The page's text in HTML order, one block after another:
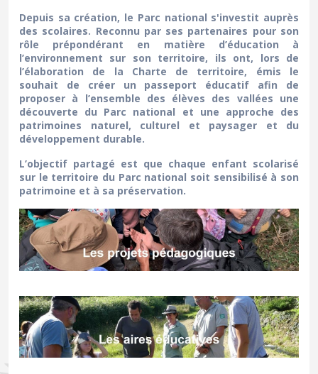
Depuis sa création, le Parc national s'investit auprès
des scolaires. Reconnu par ses partenaires pour son
rôle prépondérant en matière d’éducation à
l’environnement sur son territoire, ils ont, lors de
l’élaboration de la Charte de territoire, émis le
souhait de créer un passeport éducatif afin de
proposer à l’ensemble des élèves des vallées une
découverte du Parc national et une approche des
patrimoines naturel, culturel et paysager et du
développement durable.
L’objectif partagé est que chaque enfant scolarisé
sur le territoire du Parc national soit sensibilisé à son
patrimoine et à sa préservation.